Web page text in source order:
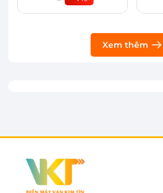
người tiêu dùng, phù hợp với
hoặc dùng trong công sở, văn
nước nóng sử dụng để pha
Xem thêm